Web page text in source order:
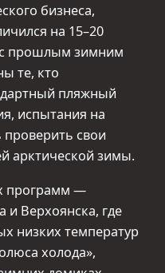
бизнеса,
на 15–20
прошлым зимним
те, кто
пляжный
испытания на
свои
арктической зимы.
программ —
и Верхоянска, где
низких температур
холода»,